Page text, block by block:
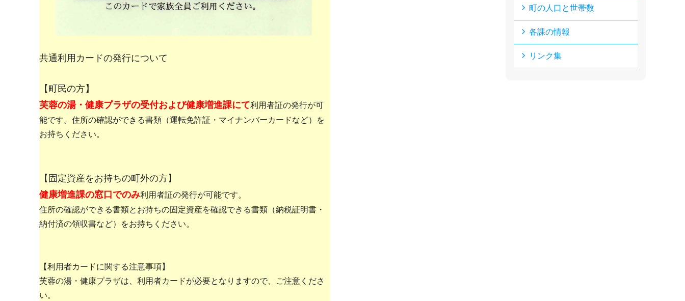
共通利用カードの発行について
【町民の方】
芙蓉の湯・健康プラザの受付および健康増進課にて利用者証の発行が可
能です。住所の確認ができる書類（運転免許証・マイナンバーカードなど）を
お持ちください。
【固定資産をお持ちの町外の方】
健康増進課の窓口でのみ利用者証の発行が可能です。
住所の確認ができる書類とお持ちの固定資産を確認できる書類（納税証明書・
納付済の領収書など）をお持ちください。
【利用者カードに関する注意事項】
芙蓉の湯・健康プラザは、利用者カードが必要となりますので、ご注意くださ
い。
町の人口と世帯数
各課の情報
リンク集